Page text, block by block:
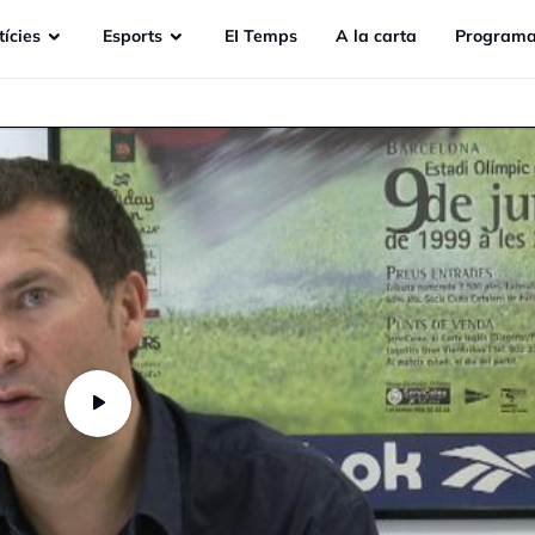
Esports EI Temps A la carta